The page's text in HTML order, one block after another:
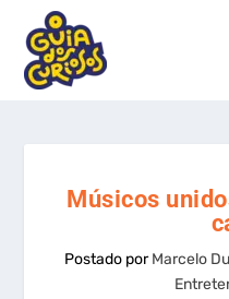
Músicos
Postado porMarcelo